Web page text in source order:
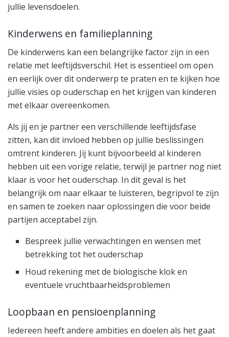
jullie levensdoelen.
Kinderwens en familieplanning
De kinderwens kan een belangrijke factor zijn in een
relatie met leeftijdsverschil. Het is essentieel om open
en eerlijk over dit onderwerp te praten en te kijken hoe
jullie visies op ouderschap en het krijgen van kinderen
met elkaar overeenkomen.
Als jij en je partner een verschillende leeftijdsfase
zitten, kan dit invloed hebben op jullie beslissingen
omtrent kinderen. Jij kunt bijvoorbeeld al kinderen
hebben uit een vorige relatie, terwijl je partner nog niet
klaar is voor het ouderschap. In dit geval is het
belangrijk om naar elkaar te luisteren, begripvol te zijn
en samen te zoeken naar oplossingen die voor beide
partijen acceptabel zijn.
Bespreek jullie verwachtingen en wensen met
betrekking tot het ouderschap
Houd rekening met de biologische klok en
eventuele vruchtbaarheidsproblemen
Loopbaan en pensioenplanning
Iedereen heeft andere ambities en doelen als het gaat